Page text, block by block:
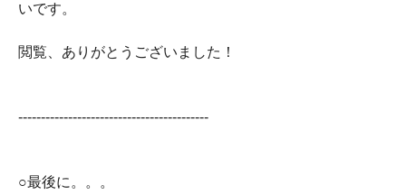
いです。
閲覧、ありがとうございました！
------------------------------------------
○最後に。。。